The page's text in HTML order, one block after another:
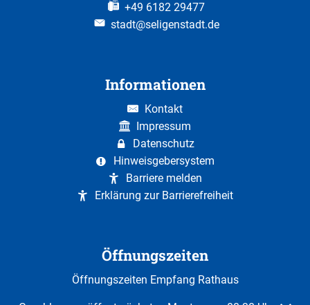
+49 6182 29477
stadt@seligenstadt.de
Informationen
Kontakt
Impressum
Datenschutz
Hinweisgebersystem
Barriere melden
Erklärung zur Barrierefreiheit
Öffnungszeiten
Öffnungszeiten Empfang Rathaus